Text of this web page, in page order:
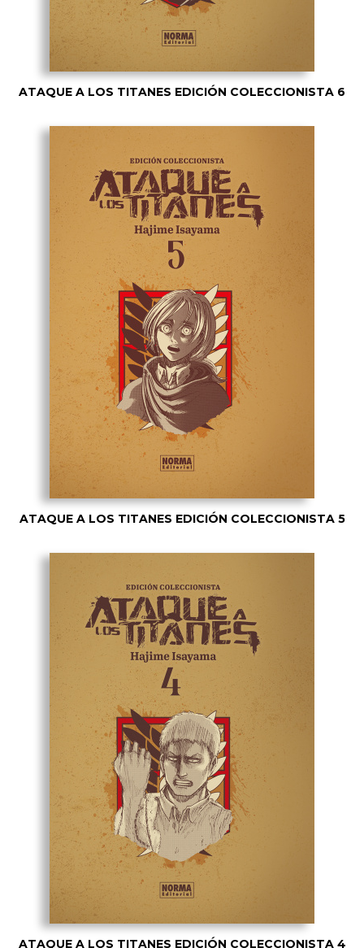
ATAQUE A LOS TITANES EDICIÓN COLECCIONISTA 6
ATAQUE A LOS TITANES EDICIÓN COLECCIONISTA 5
ATAQUE A LOS TITANES EDICIÓN COLECCIONISTA 4